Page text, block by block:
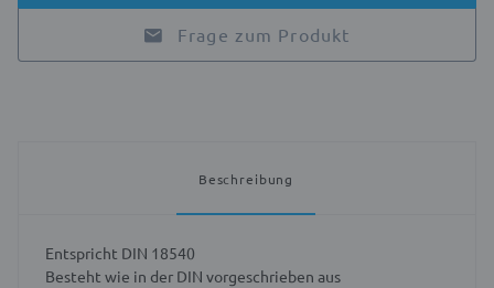
Frage zum Produkt
Beschreibung
Entspricht DIN 18540
Besteht wie in der DIN vorgeschrieben aus